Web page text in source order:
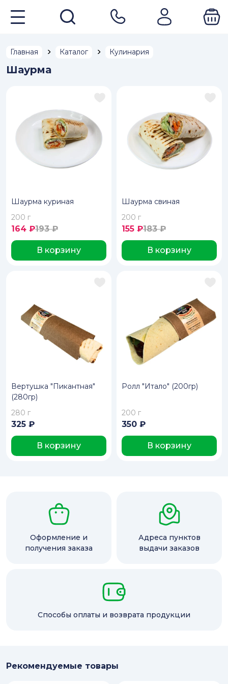
Главная Каталог Кулинария
Шаурма
Шаурма куриная
200 г
164 ₽193 ₽
В корзину
Шаурма свиная
200 г
155 ₽183 ₽
В корзину
Вертушка "Пикантная"
(280гр)
280 г
325 ₽
В корзину
Ролл "Итало" (200гр)
200 г
350 ₽
В корзину
Оформление и
получения заказа
Адреса пунктов
выдачи заказов
Способы оплаты и возврата продукции
Рекомендуемые товары